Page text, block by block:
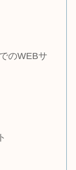
のWEBサ